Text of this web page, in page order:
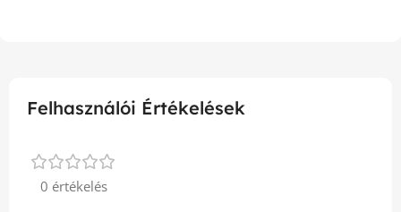
Felhasználói Értékelések
0 értékelés